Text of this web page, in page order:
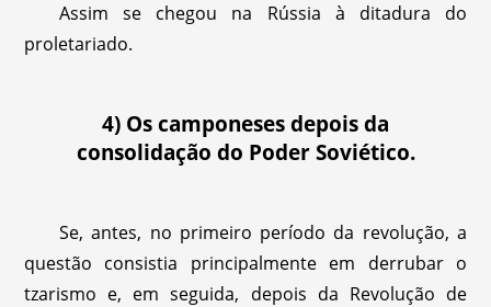
Assim se chegou na Rússia à ditadura do
proletariado.
4) Os camponeses depois da
consolidação do Poder Soviético.
Se, antes, no primeiro período da revolução, a
questão consistia principalmente em derrubar o
tzarismo e, em seguida, depois da Revolução de